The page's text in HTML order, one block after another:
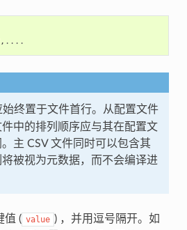
, ....
始终置于文件首行。从配置文件
中的排列顺序应与其在配置文
主 CSV 文件同时可以包含其
被视为元数据，而不会编译进
值 ( value ) ，并用逗号隔开。如